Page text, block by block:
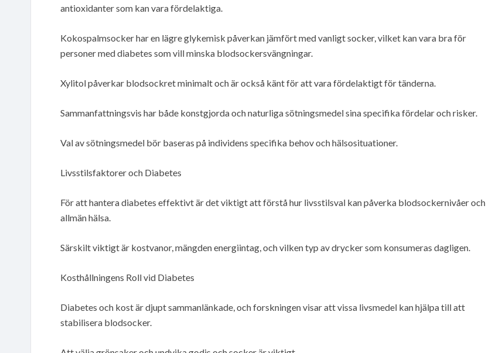
antioxidanter som kan vara fördelaktiga.
Kokospalmsocker har en lägre glykemisk påverkan jämfört med vanligt socker, vilket kan vara bra för
personer med diabetes som vill minska blodsockersvängningar.
Xylitol påverkar blodsockret minimalt och är också känt för att vara fördelaktigt för tänderna.
Sammanfattningsvis har både konstgjorda och naturliga sötningsmedel sina specifika fördelar och risker.
Val av sötningsmedel bör baseras på individens specifika behov och hälsosituationer.
Livsstilsfaktorer och Diabetes
För att hantera diabetes effektivt är det viktigt att förstå hur livsstilsval kan påverka blodsockernivåer och
allmän hälsa.
Särskilt viktigt är kostvanor, mängden energiintag, och vilken typ av drycker som konsumeras dagligen.
Kosthållningens Roll vid Diabetes
Diabetes och kost är djupt sammanlänkade, och forskningen visar att vissa livsmedel kan hjälpa till att
stabilisera blodsocker.